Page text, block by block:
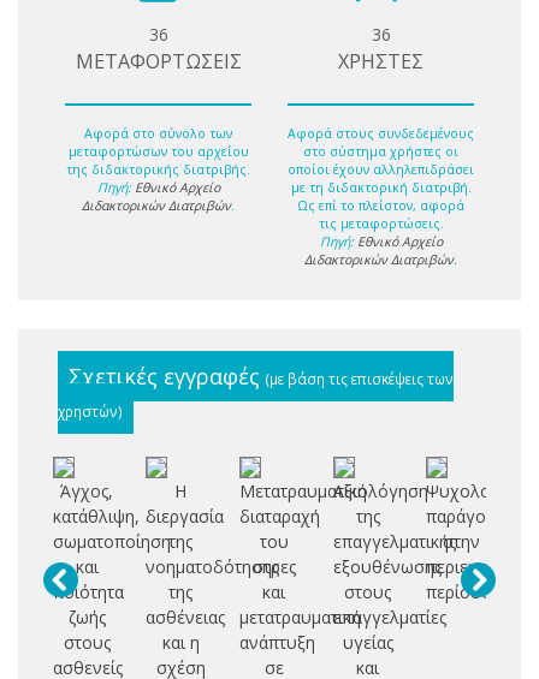
36
ΜΕΤΑΦΟΡΤΩΣΕΙΣ
Αφορά στο σύνολο των
μεταφορτώσων του αρχείου
της διδακτορικής διατριβής.
Πηγή: Εθνικό Αρχείο
Διδακτορικών Διατριβών.
36
ΧΡΗΣΤΕΣ
Αφορά στους συνδεδεμένους
στο σύστημα χρήστες οι
οποίοι έχουν αλληλεπιδράσει
με τη διδακτορική διατριβή.
Ως επί το πλείστον, αφορά
τις μεταφορτώσεις.
Πηγή: Εθνικό Αρχείο
Διδακτορικών Διατριβών.
Σχετικές εγγραφές (με βάση τις επισκέψεις των
χρηστών)
Άγχος,
κατάθλιψη,
σωματοποίηση
και
ποιότητα
ζωής
στους
ασθενείς
Η
διεργασία
της
νοηματοδότησης
της
ασθένειας
και η
σχέση
Μετατραυματική
διαταραχή
του
στρες
και
μετατραυματική
ανάπτυξη
σε
Αξιολόγηση
της
επαγγελματικής
εξουθένωσης
στους
επαγγελματίες
υγείας
και
Ψυχολογικοί
παράγοντες
στην
περίοδο.